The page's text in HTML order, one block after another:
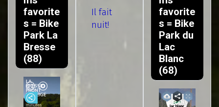
favorite
s = Bike
Park La
Bresse
(88)
Il fait
nuit!
favorite
s = Bike
Park du
Lac
Blanc
(68)